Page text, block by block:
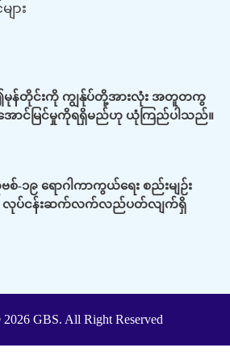
ား
မုန်တိုင်းကို ကျွန်ုပ်တို့အားလုံး အတူတကွ
း အောင်မြင်မှုကိုရရှိမည်ဟု ယုံကြည်ပါသည်။
-၁၉ ရောဂါကာကွယ်ရေး စည်းမျဉ်း
ညီ လုပ်ငန်းဆက်လက်လည်ပတ်လျက်ရှိ
GBS. All Right Reserved